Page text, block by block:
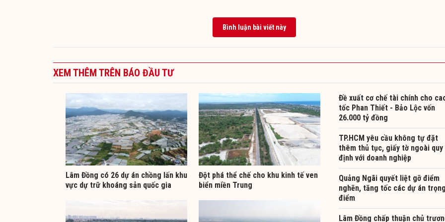
Bình luận bài viết này
XEM THÊM TRÊN BÁO ĐẦU TƯ
Lâm Đồng có 26 dự án chồng lấn khu
vực dự trữ khoáng sản quốc gia
Đột phá thể chế cho khu kinh tế ven
biển miền Trung
Đề xuất cơ chế tài chính cho
tốc Phan Thiết - Bảo Lộc vốn
26.000 tỷ đồng
TP.HCM yêu cầu không tự đặt
thêm thủ tục, giấy tờ ngoài quy
định với doanh nghiệp
Quảng Ngãi quyết liệt gỡ điểm
nghẽn, tăng tốc các dự án trọng
điểm
Lâm Đồng chấp thuận chủ